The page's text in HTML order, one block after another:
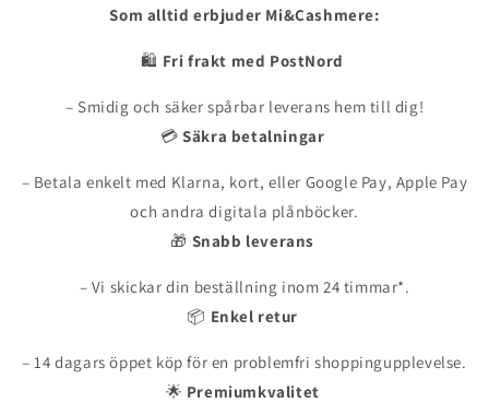
Som alltid erbjuder Mi&Cashmere:
🛍 Fri frakt med PostNord
– Smidig och säker spårbar leverans hem till dig!
💳 Säkra betalningar
– Betala enkelt med Klarna, kort, eller Google Pay, Apple Pay
och andra digitala plånböcker.
🎁 Snabb leverans
– Vi skickar din beställning inom 24 timmar*.
📦 Enkel retur
– 14 dagars öppet köp för en problemfri shoppingupplevelse.
🌟 Premiumkvalitet